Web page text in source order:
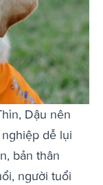
Dậu nên
dễ lụi
bản thân
người tuổi